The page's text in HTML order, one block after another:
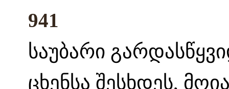
941
საუბარი
ცხენსა შესხდეს,